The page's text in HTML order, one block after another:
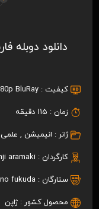
کیفیت : BluRay
زمان : 115 دقیقه
ژانر : انیمیشن ,
کارگردان : aramaki
ستارگان : fukuda
محصول کشور : ژاپن